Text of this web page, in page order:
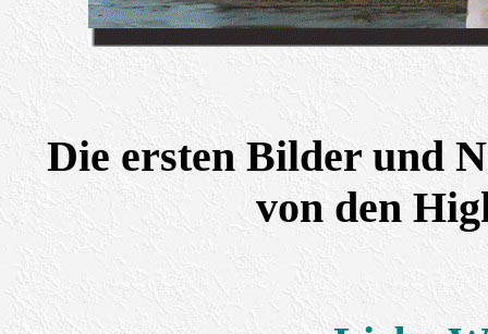
Die ersten Bilder und
von den